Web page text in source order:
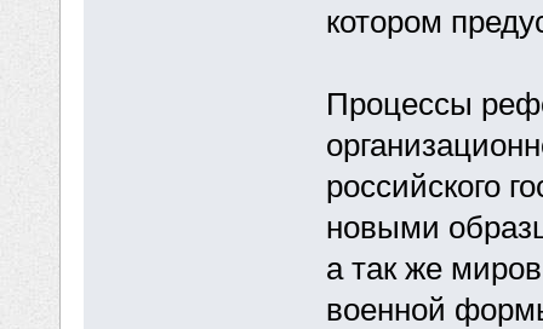
котором
Процессы
российского
новыми
а так же
военной